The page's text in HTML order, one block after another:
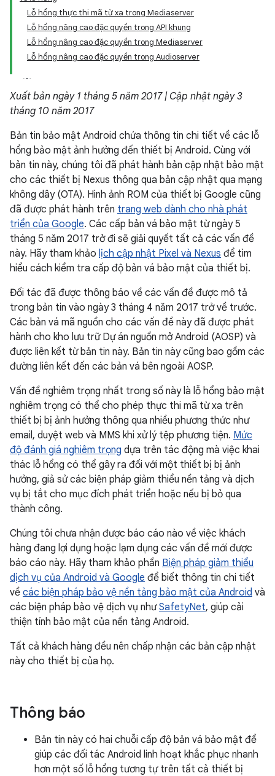
Lỗ hổng thực thi mã từ xa trong Mediaserver
Lỗ hổng nâng cao đặc quyền trong API khung
Lỗ hổng nâng cao đặc quyền trong Mediaserver
Lỗ hổng nâng cao đặc quyền trong Audioserver
Xuất bản ngày 1 tháng 5 năm 2017 | Cập nhật ngày 3
tháng 10 năm 2017
Bản tin bảo mật Android chứa thông tin chi tiết về các lỗ
hổng bảo mật ảnh hưởng đến thiết bị Android. Cùng với
bản tin này, chúng tôi đã phát hành bản cập nhật bảo mật
cho các thiết bị Nexus thông qua bản cập nhật qua mạng
không dây (OTA). Hình ảnh ROM của thiết bị Google cũng
đã được phát hành trên trang web dành cho nhà phát
triển của Google. Các cấp bản vá bảo mật từ ngày 5
tháng 5 năm 2017 trở đi sẽ giải quyết tất cả các vấn đề
này. Hãy tham khảo lịch cập nhật Pixel và Nexus để tìm
hiểu cách kiểm tra cấp độ bản vá bảo mật của thiết bị.
Đối tác đã được thông báo về các vấn đề được mô tả
trong bản tin vào ngày 3 tháng 4 năm 2017 trở về trước.
Các bản vá mã nguồn cho các vấn đề này đã được phát
hành cho kho lưu trữ Dự án nguồn mở Android (AOSP) và
được liên kết từ bản tin này. Bản tin này cũng bao gồm các
đường liên kết đến các bản vá bên ngoài AOSP.
Vấn đề nghiêm trọng nhất trong số này là lỗ hổng bảo mật
nghiêm trọng có thể cho phép thực thi mã từ xa trên
thiết bị bị ảnh hưởng thông qua nhiều phương thức như
email, duyệt web và MMS khi xử lý tệp phương tiện. Mức
độ đánh giá nghiêm trọng dựa trên tác động mà việc khai
thác lỗ hổng có thể gây ra đối với một thiết bị bị ảnh
hưởng, giả sử các biện pháp giảm thiểu nền tảng và dịch
vụ bị tắt cho mục đích phát triển hoặc nếu bị bỏ qua
thành công.
Chúng tôi chưa nhận được báo cáo nào về việc khách
hàng đang lợi dụng hoặc lạm dụng các vấn đề mới được
báo cáo này. Hãy tham khảo phần Biện pháp giảm thiểu
dịch vụ của Android và Google để biết thông tin chi tiết
về các biện pháp bảo vệ nền tảng bảo mật của Android và
các biện pháp bảo vệ dịch vụ nhưSafetyNet, giúp cải
thiện tính bảo mật của nền tảng Android.
Tất cả khách hàng đều nên chấp nhận các bản cập nhật
này cho thiết bị của họ.
Thông báo
Bản tin này có hai chuỗi cấp độ bản vá bảo mật để
giúp các đối tác Android linh hoạt khắc phục nhanh
hơn một số lỗ hổng tương tự trên tất cả thiết bị